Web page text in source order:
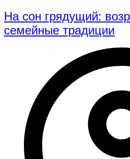
На сон грядущий:
семейные традиции